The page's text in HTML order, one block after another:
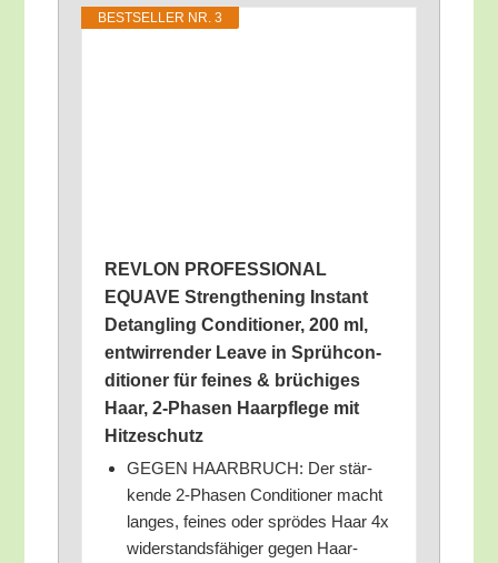
BEST­SEL­LER NR. 3
REVLON PROFESSIONAL
EQUAVE Streng­thening Instant
Detang­ling Con­di­tio­ner, 200 ml,
ent­wir­ren­der Lea­ve in Sprüh­con­
di­tio­ner für fei­nes & brü­chi­ges
Haar, 2‑Phasen Haar­pfle­ge mit
Hitzeschutz
GEGEN HAARBRUCH: Der stär­
ken­de 2‑Phasen Con­di­tio­ner macht
lan­ges, fei­nes oder sprö­des Haar 4x
wider­stands­fä­hi­ger gegen Haar­